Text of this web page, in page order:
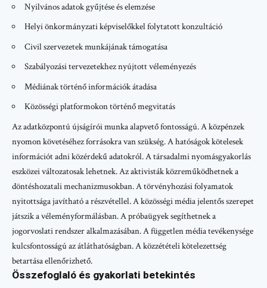
Nyilvános adatok gyűjtése és elemzése
Helyi önkormányzati képviselőkkel folytatott konzultáció
Civil szervezetek munkájának támogatása
Szabályozási tervezetekhez nyújtott véleményezés
Médiának történő információk átadása
Közösségi platformokon történő megvitatás
Az adatközpontú újságírói munka alapvető fontosságú. A közpénzek
nyomon követéséhez forrásokra van szükség. A hatóságok kötelesek
információt adni közérdekű adatokról. A társadalmi nyomásgyakorlás
eszközei változatosak lehetnek. Az aktivisták közreműködhetnek a
döntéshozatali mechanizmusokban. A törvényhozási folyamatok
nyitottsága javítható a részvétellel. A közösségi média jelentős szerepet
játszik a véleményformálásban. A próbaügyek segíthetnek a
jogorvoslati rendszer alkalmazásában. A független média tevékenysége
kulcsfontosságú az átláthatóságban. A közzétételi kötelezettség
betartása ellenőrizhető.
Összefoglaló és gyakorlati betekintés